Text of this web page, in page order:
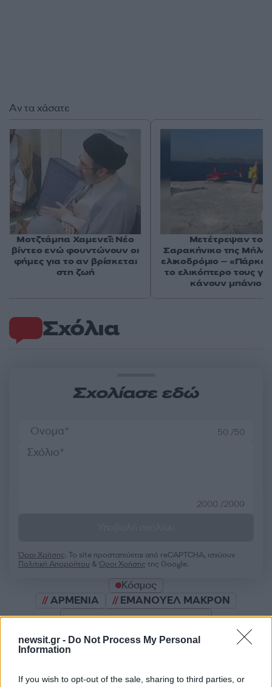
newsit.gr - Do Not Process My Personal
Information
If you wish to opt-out of the sale, sharing to third parties, or
Σχόλια
Σχολίασε εδώ
50 /50
2000 /2000
Όροι Χρήσης. Το site προστατεύεται από reCAPTCHA, ισχύουν
Πολιτική Απορρήτου &Όροι Χρήσης της Google.
Κόσμος
ΑΡΜΕΝΙΑ
ΕΜΑΝΟΥΕΛ ΜΑΚΡΟΝ
Ακολουθήστε το Νewsit.gr στο
τελευταία νέατης ημέρας
Αν τα χάσατε
Μοτζτάμπα Χαμενεΐ: Νέο
βίντεο ενώ φουντώνουν οι
φήμες για το αν βρίσκεται
στη ζωή
Μετέτρεψαν το
Σαρακήνικο της
ελικοδρόμιο –
το ελικόπτερο τους
κάνουν μπάνιο